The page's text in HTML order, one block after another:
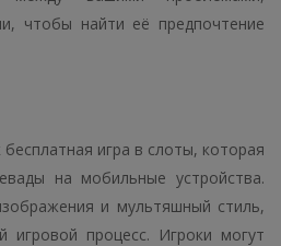
чтобы найти её предпочтение
игра в слоты, которая
на мобильные устройства.
и мультяшный стиль,
игровой процесс. Игроки могут